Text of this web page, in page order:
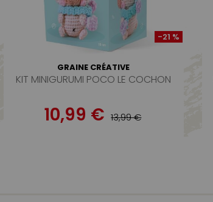
-21 %
GRAINE CRÉATIVE
KIT MINIGURUMI POCO LE COCHON
10,99 € 13,99 €